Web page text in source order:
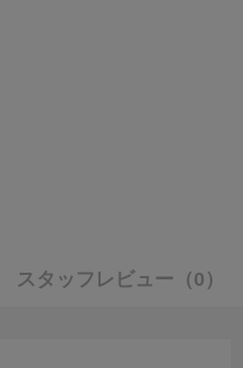
スタッフレビュー （0）